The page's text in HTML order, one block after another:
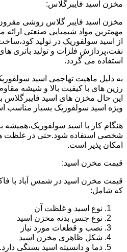
مخزن اسید فایبرگلاس:
مخزن اسید فایبر گلاس روشی
مهمترین مواد شیمیایی صنعتی
از اسید سولفوریک در تولید
نفت،پردازش فلزات و تولید باتری
استفاده می گردد.
به دلیل ماهیت تهاجمی اسید
رزین های با کیفیت بالا و شیشه
این حال مخزن های اسید فایبرگلاس
ویژه اسید سولفوریک بسیار مناسب
هنگام کار با اسید سولفوریک،همیشه
شخصی استفاده شود.حتی در غلظت
امکان پذیر است.
قیمت مخزن اسید:
قیمت مخزن اسید در شمس آباد با
که شامل:
نوع اسید و غلظت آن
نوع جنس بدنه مخزن اسید
نصب و قطعات مورد نیاز
شکل ظاهری مخزن اسید
دما و دانسیته اسید بستگی دارد.